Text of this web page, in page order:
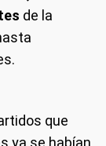
de la
que
ya se habían